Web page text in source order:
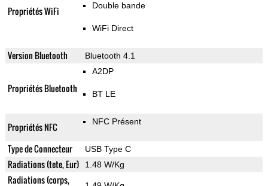
Propriétés WiFi Double bande
WiFi Direct
Version Bluetooth Bluetooth 4.1
Propriétés Bluetooth
A2DP
BT LE
Propriétés NFC NFC Présent
Type de Connecteur USB Type C
Radiations (tete, Eur) 1.48 W/Kg
Radiations (corps,